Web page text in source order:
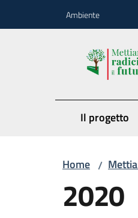
Ambiente
Il progetto
Home /
2020